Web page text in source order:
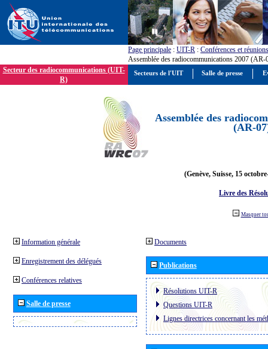
Page principale : UIT-R : Conférences et réunions
Assemblée des radiocommunications 2007 (AR-
Secteur des radiocommunications (UIT-
R)
Assemblée des
(AR-
(Genève, Suisse, 15
Livre des
Masquer
Information générale
Enregistrement des délégués
Conférences relatives
Salle de presse
Documents
Publications
Résolutions UIT-R
Questions UIT-R
Lignes directrices concernant les
Secteurs de l'UIT Salle de presse